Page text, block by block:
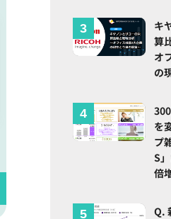
キ
算
オ
の
を
プ
S
倍
Q.